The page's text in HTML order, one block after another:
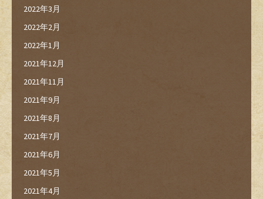
2022年3月
2022年2月
2022年1月
2021年12月
2021年11月
2021年9月
2021年8月
2021年7月
2021年6月
2021年5月
2021年4月